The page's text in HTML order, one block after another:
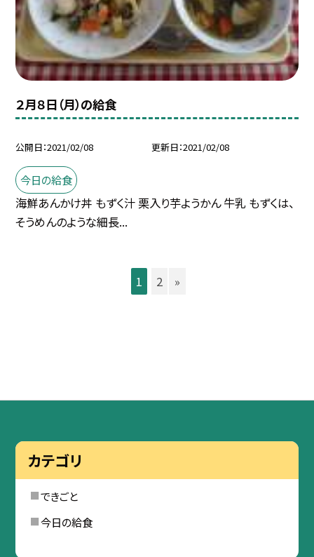
２月８日（月）の給食
公開日 2021/02/08 更新日 2021/02/08
今日の給食
海鮮あんかけ丼 もずく汁 栗入り芋ようかん 牛乳 もずくは、
そうめんのような細長...
1 2 »
カテゴリ
できごと
今日の給食